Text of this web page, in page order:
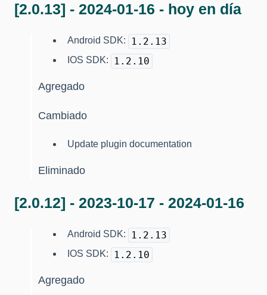
[2.0.13] - 2024-01-16 - hoy en día
Android SDK: 1.2.13
IOS SDK: 1.2.10
Agregado
Cambiado
Update plugin documentation
Eliminado
[2.0.12] - 2023-10-17 - 2024-01-16
Android SDK: 1.2.13
IOS SDK: 1.2.10
Agregado